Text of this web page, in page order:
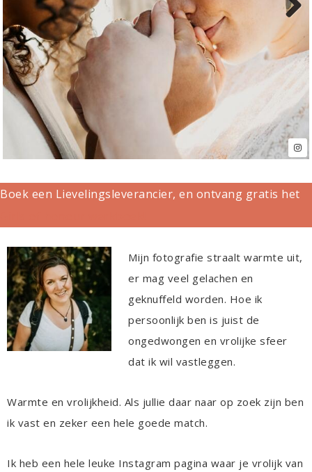
Next
Boek een Lievelingsleverancier, en ontvang gratis het
Mijn fotografie straalt warmte uit,
er mag veel gelachen en
geknuffeld worden. Hoe ik
persoonlijk ben is juist de
ongedwongen en vrolijke sfeer
dat ik wil vastleggen.
Warmte en vrolijkheid. Als jullie daar naar op zoek zijn ben
ik vast en zeker een hele goede match.
Ik heb een hele leuke Instagram pagina waar je vrolijk van